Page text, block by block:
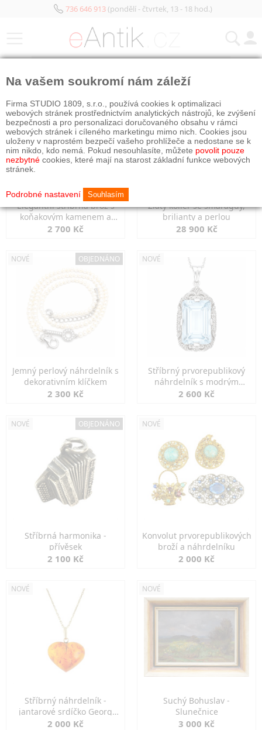
736 646 913(pondělí - čtvrtek, 13 - 18 hod.)
Elegantní stříbrná brož s
koňakovým kamenem a
markazity
2 700 Kč
Zlatý kolier se smaragdy,
brilianty a perlou
28 900 Kč
NOVÉ OBJEDNÁNO
Jemný perlový náhrdelník s
dekorativním klíčkem
2 300 Kč
NOVÉ
Stříbrný prvorepublikový
náhrdelník s modrým
spinelem
2 600 Kč
NOVÉ OBJEDNÁNO
Stříbrná harmonika -
přívěsek
2 100 Kč
NOVÉ
Konvolut prvorepublikových
broží a náhrdelníku
2 000 Kč
NOVÉ
Stříbrný náhrdelník -
jantarové srdíčko Georg
Kramer
2 000 Kč
NOVÉ
Suchý Bohuslav -
Slunečnice
3 000 Kč
Na vašem soukromí nám záleží
Firma STUDIO 1809, s.r.o., používá cookies k optimalizaci
webových stránek prostřednictvím analytických nástrojů, ke zvýšení
bezpečnosti a pro personalizaci doručovaného obsahu v rámci
webových stránek i cíleného marketingu mimo nich. Cookies jsou
uloženy v naprostém bezpečí vašeho prohlížeče a nedostane se k
nim nikdo, kdo nemá. Pokud nesouhlasíte, můžete povolit pouze
nezbytné cookies, které mají na starost základní funkce webových
stránek.
Podrobné nastavení Souhlasím